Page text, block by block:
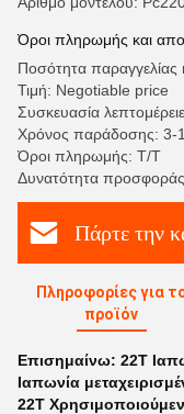
Όροι πληρωμής και
Ποσότητα
Τιμή: Negotiable price
Συσκευασία
Χρόνος παράδοσης: 3-
Όροι πληρωμής: Τ/Τ
Δυνατότητα
Πάρτε την
Πληροφορίες για
προϊόν
Επισημαίνω: 22Τ
Ιαπωνία
22Τ